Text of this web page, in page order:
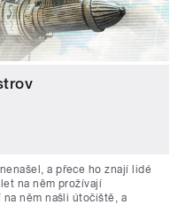
a přece ho znají lidé
na něm prožívají
něm našli útočiště, a